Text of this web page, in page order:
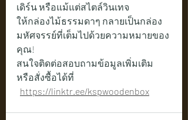
เดิร์น หรือแม้แต่สไตล์วินเทจ
ให้กล่องไม้ธรรมดาๆ กลายเป็นกล่อง
มหัศจรรย์ที่เต็มไปด้วยความหมายของ
คุณ!
สนใจติดต่อสอบถามข้อมูลเพิ่มเติม
หรือสั่งซื้อได้ที่
https://linktr.ee/kspwoodenbox